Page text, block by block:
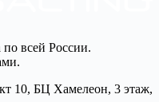
всей России.
10, БЦ Хамелеон, 3 этаж,